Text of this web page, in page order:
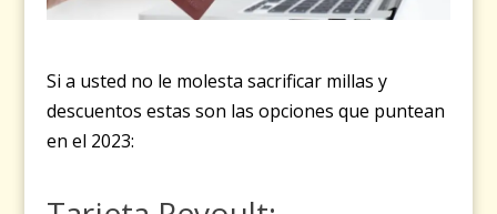
Si a usted no le molesta sacrificar millas y
descuentos estas son las opciones que puntean
en el 2023: